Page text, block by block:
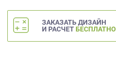
ЗАКАЗАТЬ ДИЗАЙН
И РАСЧЕТ БЕСПЛАТНО
персональных
данных